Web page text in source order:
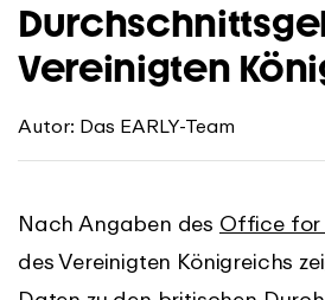
Vereinigten
Autor: Das EARLY-Team
Nach Angaben des Office for
des Vereinigten Königreichs